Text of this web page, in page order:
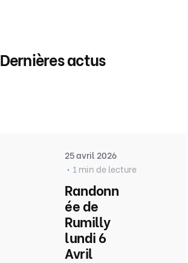
Dernières actus
25 avril 2026
1 min de lecture
Randonn
ée de
Rumilly
lundi 6
Avril